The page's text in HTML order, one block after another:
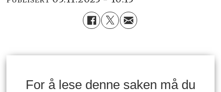
For å lese denne saken må du